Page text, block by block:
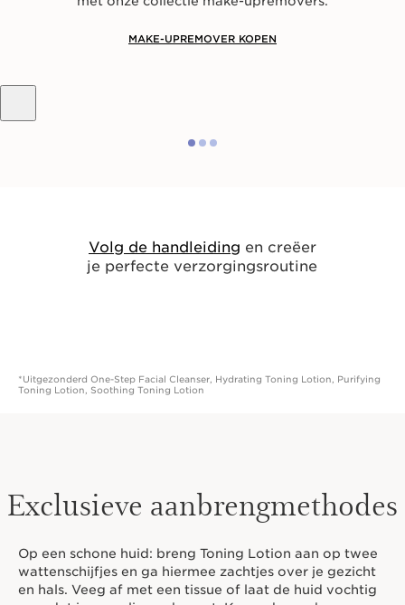
MAKE-UPREMOVER KOPEN
Volg de handleiding
Exclusieve aanbrengmethodes
en hals. Veeg af met een tissue of laat de huid vochtig
voordat je een olie aanbrengt. Kan ook worden
product te verwijderen en de huid voor te bereiden op
de andere huidverzorgingsproducten.